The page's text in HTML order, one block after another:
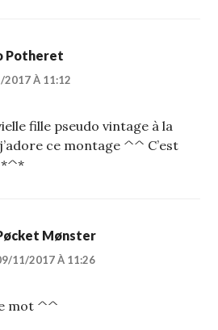
Potheret
2017 À 11:12
fille pseudo vintage à la
ce montage ^^ C’est
*^*
Mønster
11/2017 À 11:26
mot ^^